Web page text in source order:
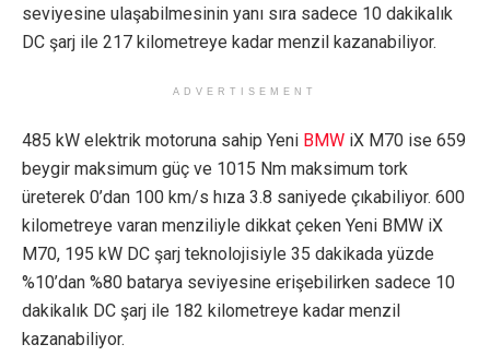
seviyesine ulaşabilmesinin yanı sıra sadece 10 dakikalık
DC şarj ile 217 kilometreye kadar menzil kazanabiliyor.
ADVERTISEMENT
485 kW elektrik motoruna sahip Yeni BMW iX M70 ise 659
beygir maksimum güç ve 1015 Nm maksimum tork
üreterek 0’dan 100 km/s hıza 3.8 saniyede çıkabiliyor. 600
kilometreye varan menziliyle dikkat çeken Yeni BMW iX
M70, 195 kW DC şarj teknolojisiyle 35 dakikada yüzde
%10’dan %80 batarya seviyesine erişebilirken sadece 10
dakikalık DC şarj ile 182 kilometreye kadar menzil
kazanabiliyor.